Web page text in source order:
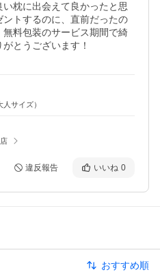
枕に出会えて良かったと思
トするのに、直前だったの
料包装のサービス期間で綺
とうございます！
サイズ）
違反報告 いいね 0
おすすめ順